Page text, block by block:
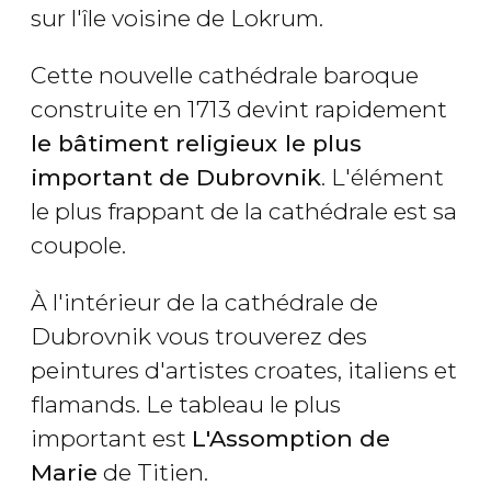
sur l'île voisine de Lokrum.
Cette nouvelle cathédrale baroque
construite en 1713 devint rapidement
le bâtiment religieux le plus
important de Dubrovnik. L'élément
le plus frappant de la cathédrale est sa
coupole.
À l'intérieur de la cathédrale de
Dubrovnik vous trouverez des
peintures d'artistes croates, italiens et
flamands. Le tableau le plus
important est L'Assomption de
Marie de Titien.